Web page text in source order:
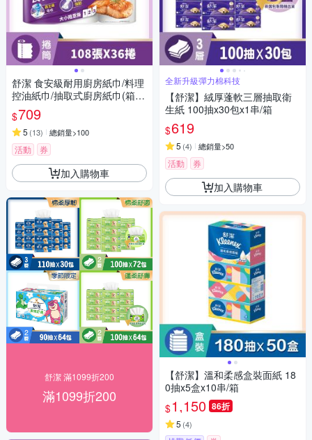
舒潔 食安級耐用廚房紙巾/料理
控油紙巾/抽取式廚房紙巾(箱
購)
$709
5 (13) 總銷量>100
活動 券
加入購物車
舒潔 滿1099折200
滿1099折200
全新升級彈力棉科技
【舒潔】絨厚蓬軟三層抽取衛
生紙 100抽x30包x1串/箱
$619
5 (4) 總銷量>50
活動 券
加入購物車
【舒潔】溫和柔感盒裝面紙 18
0抽x5盒x10串/箱
$1,150 86折
5 (4)